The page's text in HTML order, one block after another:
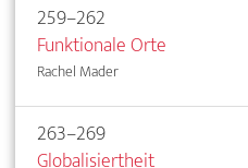
259–262
Funktionale Orte
Rachel Mader
263–269